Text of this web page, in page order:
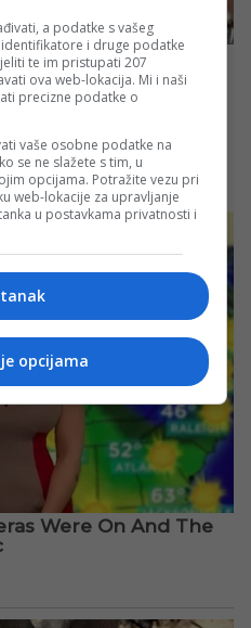
a podatke s vašeg
i druge podatke
te im pristupati 207
ova web-lokacija. Mi i naši
precizne podatke o
vaše osobne podatke na
se ne slažete s tim, u
opcijama. Potražite vezu pri
web-lokacije za upravljanje
u postavkama privatnosti i
opcijama